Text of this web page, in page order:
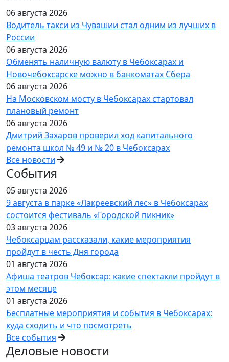
06 августа 2026
Водитель такси из Чувашии стал одним из лучших в
России
06 августа 2026
Обменять наличную валюту в Чебоксарах и
Новочебоксарске можно в банкоматах Сбера
06 августа 2026
На Московском мосту в Чебоксарах стартовал
плановый ремонт
06 августа 2026
Дмитрий Захаров проверил ход капитального
ремонта школ № 49 и № 20 в Чебоксарах
Все новости
События
05 августа 2026
9 августа в парке «Лакреевский лес» в Чебоксарах
состоится фестиваль «Городской пикник»
03 августа 2026
Чебоксарцам рассказали, какие мероприятия
пройдут в честь Дня города
01 августа 2026
Афиша театров Чебоксар: какие спектакли пройдут в
этом месяце
01 августа 2026
Бесплатные мероприятия и события в Чебоксарах:
куда сходить и что посмотреть
Все события
Деловые новости